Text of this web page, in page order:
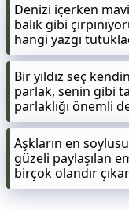
Denizi içerken
balık gibi
hangi yazgı
Bir yıldız seç
parlak, senin gibi
parlaklığı önemli
Aşkların en
güzeli paylaşılan
birçok olandır